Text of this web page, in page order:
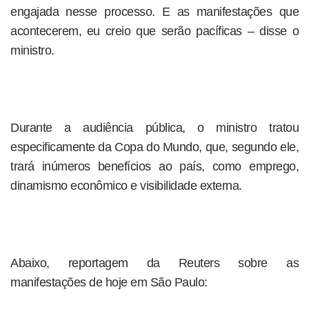
engajada nesse processo. E as manifestações que
acontecerem, eu creio que serão pacíficas – disse o
ministro.
Durante a audiência pública, o ministro tratou
especificamente da Copa do Mundo, que, segundo ele,
trará inúmeros benefícios ao país, como emprego,
dinamismo econômico e visibilidade externa.
Abaixo, reportagem da Reuters sobre as
manifestações de hoje em São Paulo: